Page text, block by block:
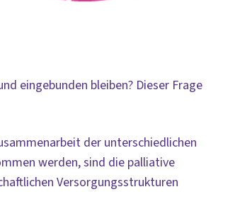
eingebunden bleiben? Dieser Frage
der unterschiedlichen
werden, sind die palliative
Versorgungsstrukturen